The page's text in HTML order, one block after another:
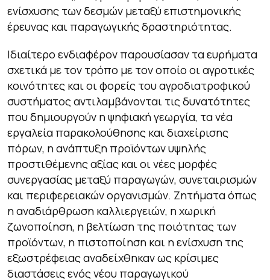
ενίσχυσης των δεσμών μεταξύ επιστημονικής
έρευνας και παραγωγικής δραστηριότητας.
Ιδιαίτερο ενδιαφέρον παρουσίασαν τα ευρήματα
σχετικά με τον τρόπο με τον οποίο οι αγροτικές
κοινότητες και οι φορείς του αγροδιατροφικού
συστήματος αντιλαμβάνονται τις δυνατότητες
που δημιουργούν η ψηφιακή γεωργία, τα νέα
εργαλεία παρακολούθησης και διαχείρισης
πόρων, η ανάπτυξη προϊόντων υψηλής
προστιθέμενης αξίας και οι νέες μορφές
συνεργασίας μεταξύ παραγωγών, συνεταιρισμών
και περιφερειακών οργανισμών. Ζητήματα όπως
η αναδιάρθρωση καλλιεργειών, η χωρική
ζωνοποίηση, η βελτίωση της ποιότητας των
προϊόντων, η πιστοποίηση και η ενίσχυση της
εξωστρέφειας αναδείχθηκαν ως κρίσιμες
διαστάσεις ενός νέου παραγωγικού